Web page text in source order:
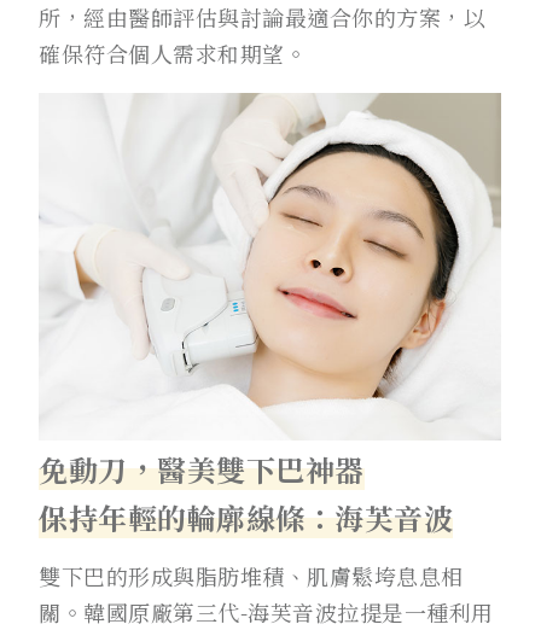
所，經由醫師評估與討論最適合你的方案，以
確保符合個人需求和期望。
免動刀，醫美雙下巴神器
保持年輕的輪廓線條：海芙音波
雙下巴的形成與脂肪堆積、肌膚鬆垮息息相
關。韓國原廠第三代-海芙音波拉提是一種利用